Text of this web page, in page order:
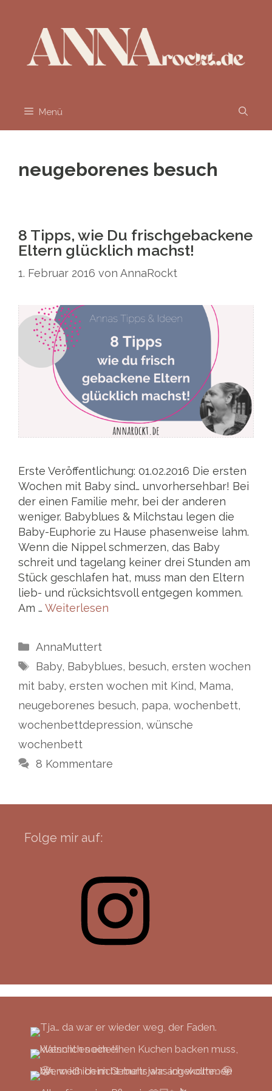
springen
Menü
neugeborenes besuch
8 Tipps, wie Du frischgebackene
Eltern glücklich machst!
1. Februar 2016 von AnnaRockt
Erste Veröffentlichung: 01.02.2016 Die ersten
Wochen mit Baby sind… unvorhersehbar! Bei
der einen Familie mehr, bei der anderen
weniger. Babyblues & Milchstau legen die
Baby-Euphorie zu Hause phasenweise lahm.
Wenn die Nippel schmerzen, das Baby
schreit und tagelang keiner drei Stunden am
Stück geschlafen hat, muss man den Eltern
lieb- und rücksichtsvoll entgegen kommen.
Am … Weiterlesen
Kategorien
AnnaMuttert
Schlagwörter
Baby, Babyblues, besuch, ersten wochen
mit baby, ersten wochen mit Kind, Mama,
neugeborenes besuch, papa, wochenbett,
wochenbettdepression, wünsche
wochenbett
8 Kommentare
Folge mir auf: